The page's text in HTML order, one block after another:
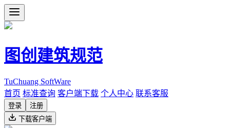
图创建筑规范
TuChuang SoftWare
首页 标准查询 客户端下载 个人中心 联系客服
登录
注册
下载客户端